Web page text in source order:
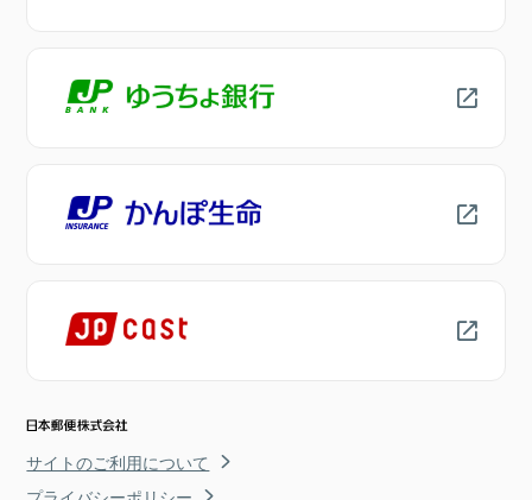
サイトのご利用について